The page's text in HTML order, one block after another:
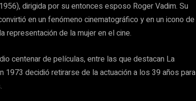
dirigida por su entonces esposo Roger Vadim. Su
en un fenómeno cinematográfico y en un icono de
representación de la mujer en el cine.
centenar de películas, entre las que destacan La
1973 decidió retirarse de la actuación a los 39 años para